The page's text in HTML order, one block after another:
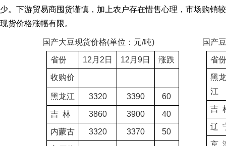
少。下游贸易商囤货谨慎，加上农户存在惜售心理，市场购销
现货价格涨幅有限。
国产大豆现货价格(单位：元/吨)
省份 12 月 2 日 12 月 9日 涨跌
收购价
黑龙江 3320 3390 60
吉 林 3860 3900 40
内蒙古 3320 3370 50
国产
省份
黑龙
江
吉
辽
京